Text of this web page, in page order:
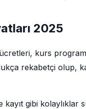
2025
kurs
rekabetçi
gibi kolaylıklar